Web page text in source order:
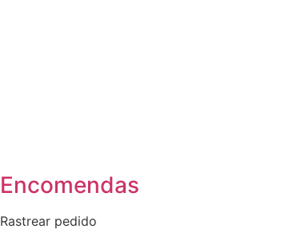
Encomendas
Rastrear pedido